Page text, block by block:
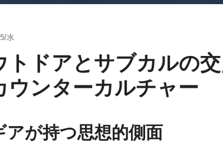
水
トドアとサブカルの
ウンターカルチャー
アが持つ思想的側面